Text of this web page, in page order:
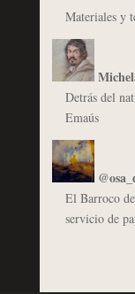
Materiales y
Detrás del
Emaús
El Barroco
servicio de